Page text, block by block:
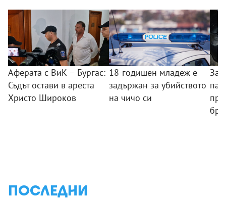
Аферата с ВиК – Бургас:
Съдът остави в ареста
Христо Широков
18-годишен младеж е
задържан за убийството
на чичо си
ПОСЛЕДНИ